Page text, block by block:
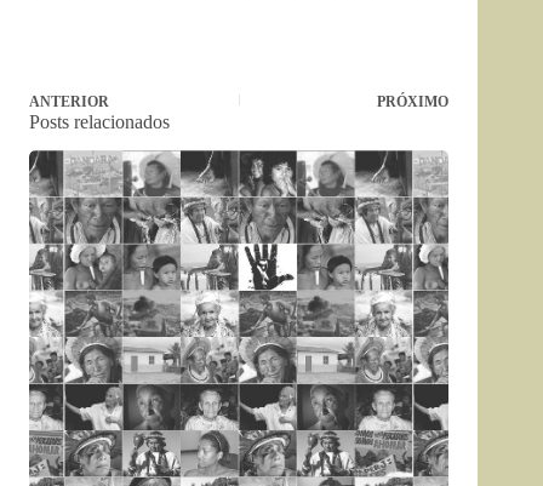
ANTERIOR PRÓXIMO
Posts relacionados